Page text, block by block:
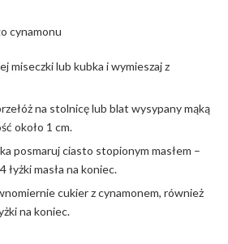
cynamonu
miseczki lub kubka i wymieszaj z
na stolnicę lub blat wysypany mąką
około 1 cm.
posmaruj ciasto stopionym masłem –
łyżki masła na koniec.
cukier z cynamonem, również
na koniec.